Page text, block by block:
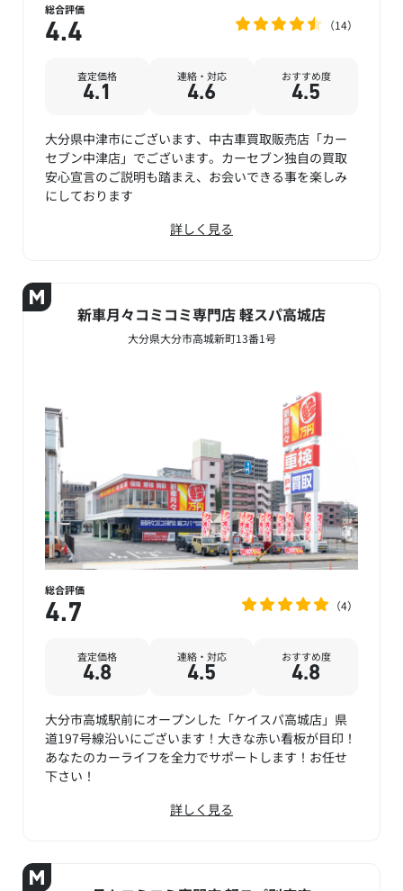
総合評価
4.4 14
査定価格
4.1
連絡・対応
4.6
おすすめ度
4.5
大分県中津市にございます、中古車買取販売店「カー
セブン中津店」でございます。カーセブン独自の買取
安心宣言のご説明も踏まえ、お会いできる事を楽しみ
にしております
詳しく見る
新車月々コミコミ専門店 軽スパ高城店
大分県大分市高城新町13番1号
総合評価
4.7 4
査定価格
4.8
連絡・対応
4.5
おすすめ度
4.8
大分市高城駅前にオープンした「ケイスパ高城店」県
道197号線沿いにございます！大きな赤い看板が目印！
あなたのカーライフを全力でサポートします！お任せ
下さい！
詳しく見る